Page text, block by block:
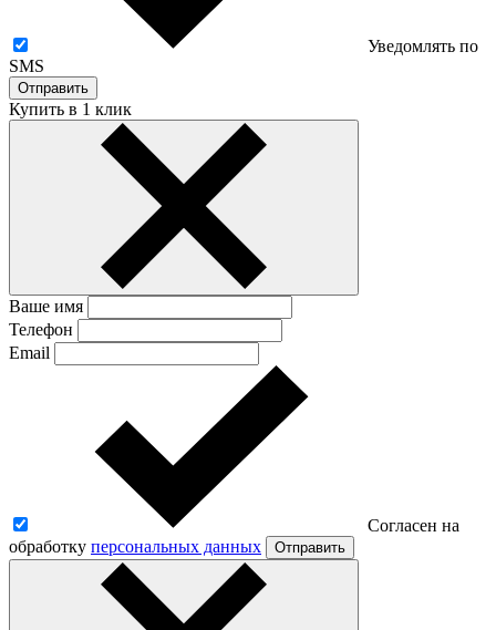
Уведомлять по
SMS
Отправить
Купить в 1 клик
Ваше имя
Телефон
Email
Согласен на
обработку персональных данных Отправить